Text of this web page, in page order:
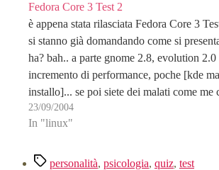
Fedora Core 3 Test 2
è appena stata rilasciata Fedora Core 3
si stanno già domandando come si
ha? bah.. a parte gnome 2.8, evolution 2.0
incremento di performance, poche [kde
installo]... se poi siete dei malati come me
direttamente…
23/09/2004
In "linux"
Tagpersonalità, psicologia, quiz, test